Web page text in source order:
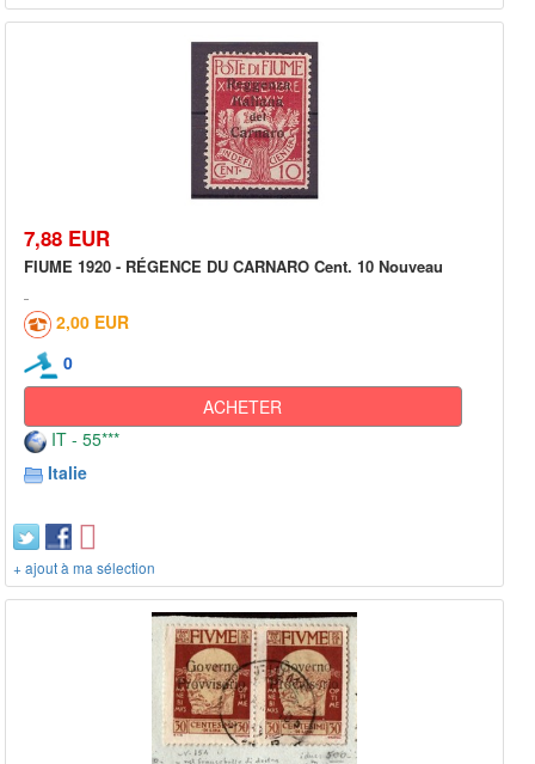
7,88 EUR
FIUME 1920 - RÉGENCE DU CARNARO Cent. 10 Nouveau
2,00 EUR
0
ACHETER
IT - 55***
Italie
+ ajout à ma sélection